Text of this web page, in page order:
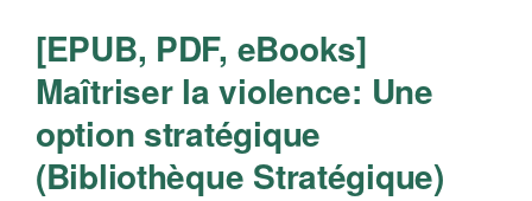
[EPUB, PDF, eBooks]
Maîtriser la violence: Une
option stratégique
(Bibliothèque Stratégique)